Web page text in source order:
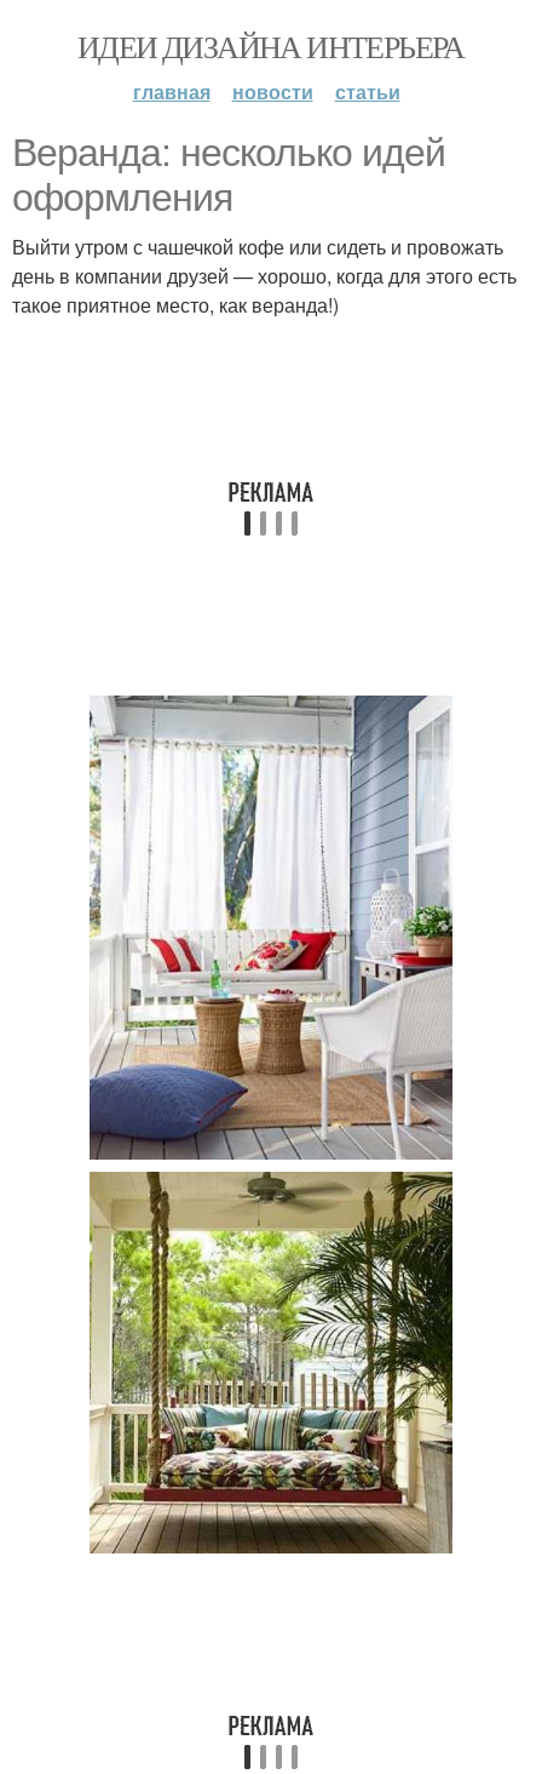
ИДЕИ ДИЗАЙНА ИНТЕРЬЕРА
главная новости статьи
Веранда: несколько идей
оформления
Выйти утром с чашечкой кофе или сидеть и провожать
день в компании друзей — хорошо, когда для этого есть
такое приятное место, как веранда!)